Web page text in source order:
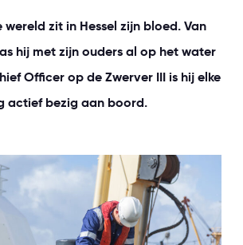
wereld zit in Hessel zijn bloed. Van
hij met zijn ouders al op het water
Officer op de Zwerver III is hij elke
actief bezig aan boord.